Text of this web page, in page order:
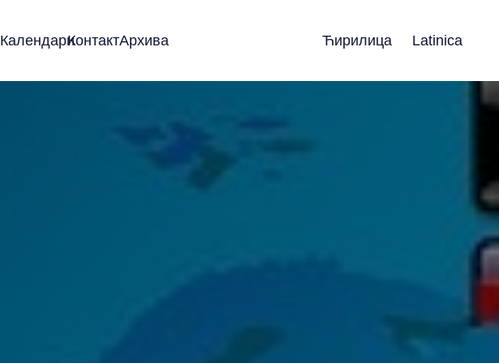
КалендариКонтактАрхива Ћирилица Latinica